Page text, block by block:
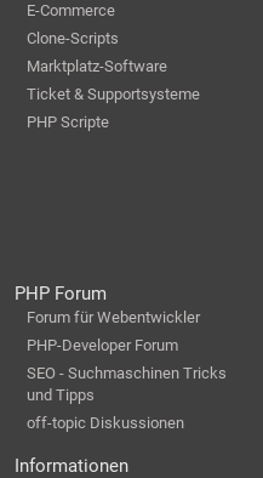
E-Commerce
Clone-Scripts
Marktplatz-Software
Ticket & Supportsysteme
PHP Scripte
PHP Forum
Forum für Webentwickler
PHP-Developer Forum
SEO - Suchmaschinen Tricks
und Tipps
off-topic Diskussionen
Informationen